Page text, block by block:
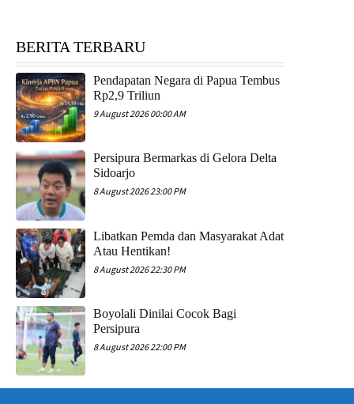
BERITA TERBARU
Pendapatan Negara di Papua Tembus
Rp2,9 Triliun
9 August 2026 00:00 AM
Persipura Bermarkas di Gelora Delta
Sidoarjo
8 August 2026 23:00 PM
Libatkan Pemda dan Masyarakat Adat
Atau Hentikan!
8 August 2026 22:30 PM
Boyolali Dinilai Cocok Bagi
Persipura
8 August 2026 22:00 PM